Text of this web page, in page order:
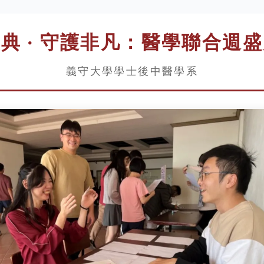
· 守護非凡：醫學聯合週
義守大學學士後中醫學系